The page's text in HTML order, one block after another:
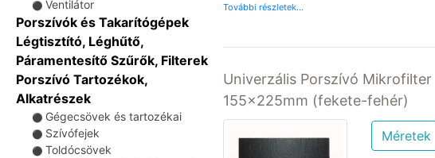
⚫ Ventilátor
Porszívók és Takarítógépek
Légtisztító, Léghűtő,
Páramentesítő Szűrők, Filterek
Porszívó Tartozékok,
Alkatrészek
⚫ Gégecsövek és tartozékai
⚫ Szívófejek
⚫ Toldócsövek
További részletek...
Univerzális Porszívó Mikrofilter
155x225mm (fekete-fehér)
Méretek